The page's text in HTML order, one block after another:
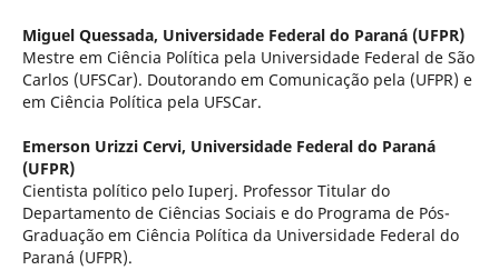
Miguel Quessada, Universidade Federal do Paraná (UFPR)
Mestre em Ciência Política pela Universidade Federal de São
Carlos (UFSCar). Doutorando em Comunicação pela (UFPR) e
em Ciência Política pela UFSCar.
Emerson Urizzi Cervi, Universidade Federal do Paraná
(UFPR)
Cientista político pelo Iuperj. Professor Titular do
Departamento de Ciências Sociais e do Programa de Pós-
Graduação em Ciência Política da Universidade Federal do
Paraná (UFPR).